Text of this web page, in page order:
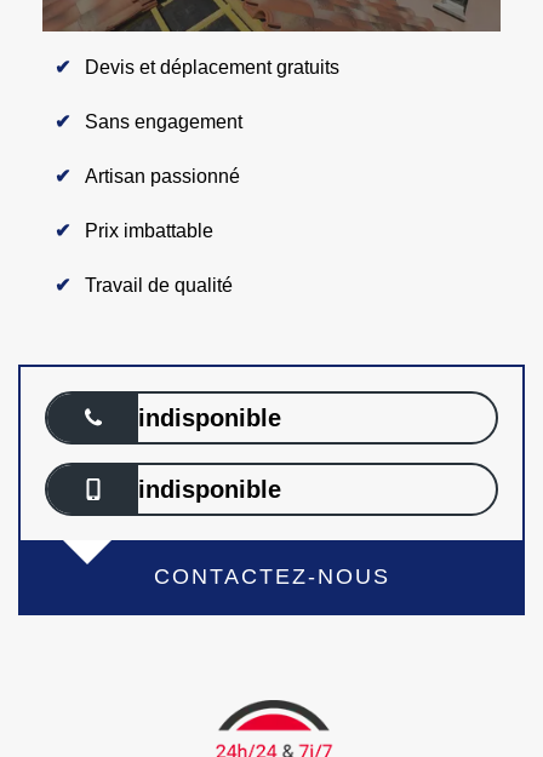
Devis et déplacement gratuits
Sans engagement
Artisan passionné
Prix imbattable
Travail de qualité
indisponible
indisponible
CONTACTEZ-NOUS